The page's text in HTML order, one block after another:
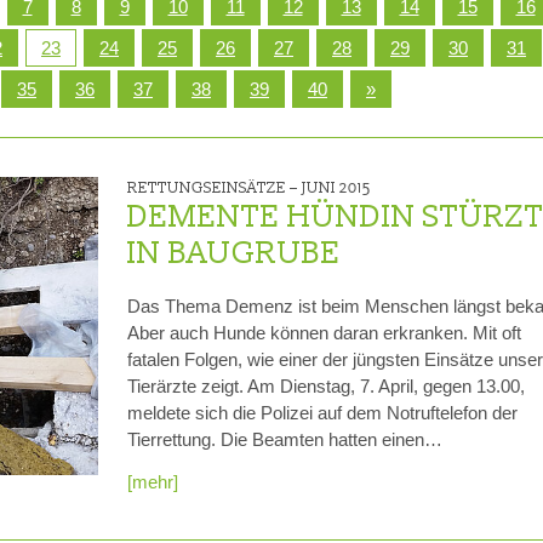
20 JAHRE TIERRETTUNG
FAQ
FAHRZEUGFLOTTE
ENTSTEHUNGSGESCHICHTE
EINBLICKE IN UNSERE ARBEIT
SATZUNG
GÄSTEBUCH
MITGLIEDSCHAFT
7 8 9 10 11 12 13 14 15
16
23 24 25 26 27 28 29 30
31
35
36 37 38 39 40 »
RETTUNGSEINSÄTZE – JUNI 2015
DEMENTE HÜNDIN STÜRZT
IN BAUGRUBE
Das Thema Demenz ist beim Menschen längst
Aber auch Hunde können daran erkranken. Mit oft
fatalen Folgen, wie einer der jüngsten Einsätze
Tierärzte zeigt. Am Dienstag, 7. April, gegen 13.00,
meldete sich die Polizei auf dem Notruftelefon der
Tierrettung. Die Beamten hatten einen…
[mehr]